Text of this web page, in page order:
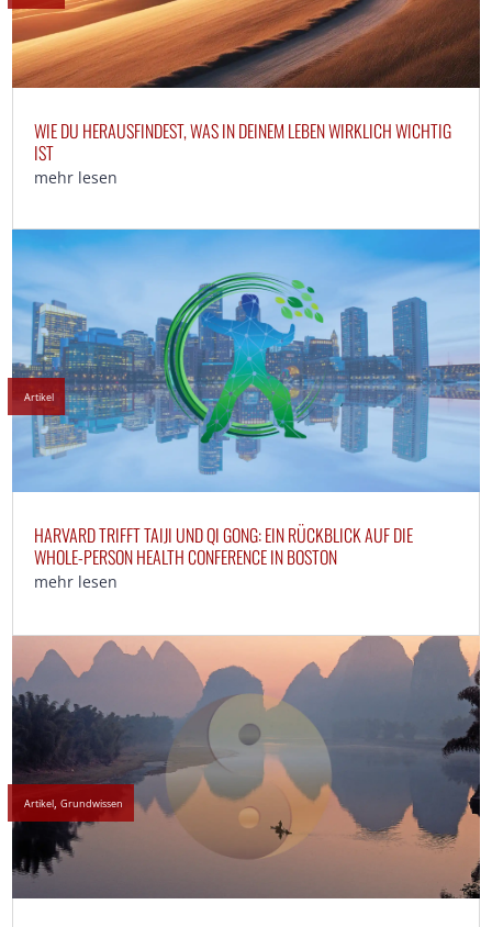
WIE DU HERAUSFINDEST, WAS IN DEINEM LEBEN WIRKLICH WICHTIG
IST
mehr lesen
HARVARD TRIFFT TAIJI UND QI GONG: EIN RÜCKBLICK AUF DIE
WHOLE-PERSON HEALTH CONFERENCE IN BOSTON
Artikel
mehr lesen
Artikel,Grundwissen